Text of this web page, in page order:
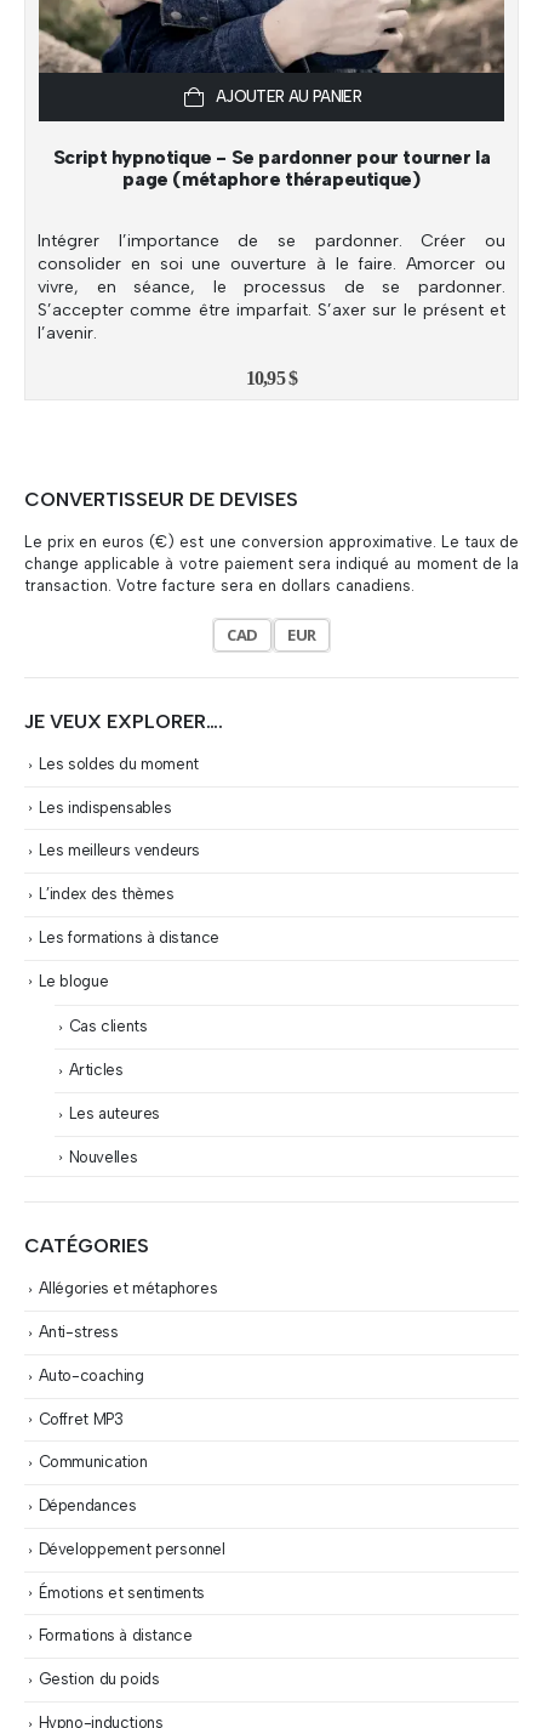
AJOUTER AU PANIER
Script hypnotique - Se pardonner pour tourner la
page (métaphore thérapeutique)
Intégrer l’importance de se pardonner. Créer ou
consolider en soi une ouverture à le faire. Amorcer ou
vivre, en séance, le processus de se pardonner.
S’accepter comme être imparfait. S’axer sur le présent et
l’avenir.
10,95$
CONVERTISSEUR DE DEVISES
Le prix en euros (€) est une conversion approximative. Le taux de
change applicable à votre paiement sera indiqué au moment de la
transaction. Votre facture sera en dollars canadiens.
CAD EUR
JE VEUX EXPLORER….
Les soldes du moment
Les indispensables
Les meilleurs vendeurs
L’index des thèmes
Les formations à distance
Le blogue
Cas clients
Articles
Les auteures
Nouvelles
CATÉGORIES
Allégories et métaphores
Anti-stress
Auto-coaching
Coffret MP3
Communication
Dépendances
Développement personnel
Émotions et sentiments
Formations à distance
Gestion du poids
Hypno-inductions